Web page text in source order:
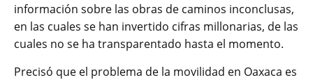
información sobre las obras de caminos inconclusas,
en las cuales se han invertido cifras millonarias, de las
cuales no se ha transparentado hasta el momento.
Precisó que el problema de la movilidad en Oaxaca es